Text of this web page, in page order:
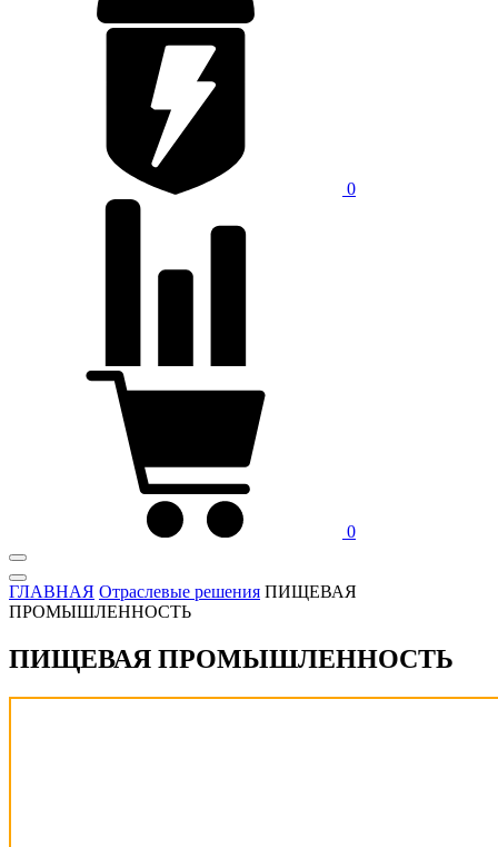
0
0
ГЛАВНАЯ Отраслевые решения ПИЩЕВАЯ
ПРОМЫШЛЕННОСТЬ
ПИЩЕВАЯ ПРОМЫШЛЕННОСТЬ